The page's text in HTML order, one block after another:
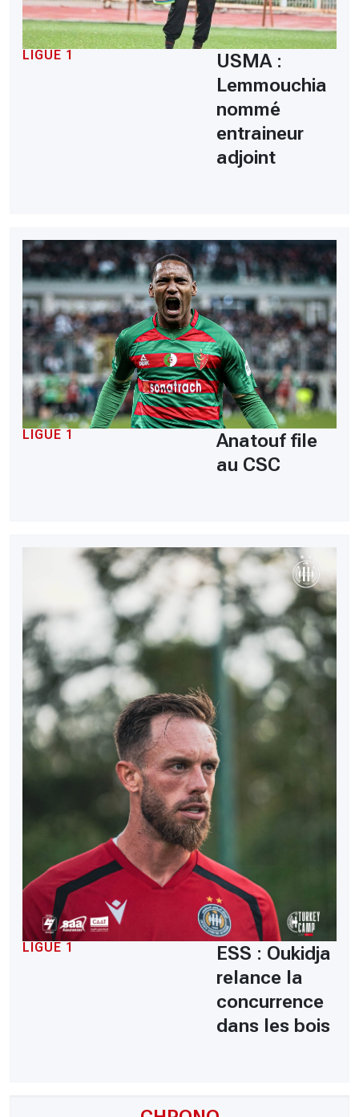
LIGUE 1
USMA :
Lemmouchia
nommé
entraineur
adjoint
LIGUE 1
Anatouf file
au CSC
LIGUE 1
ESS : Oukidja
relance la
concurrence
dans les bois